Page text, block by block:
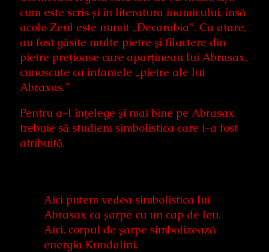
cum este scris și în literatura inamicului, însă
acolo Zeul este numit „Decarabia”. Ca atare,
au fost găsite multe pietre și filactere din
pietre prețioase care aparțineau lui Abrasax,
cunoscute ca infamele „pietre ale lui
Abraxas.”
Pentru a-l înțelege și mai bine pe Abrasax,
trebuie să studiem simbolistica care i-a fost
atribuită.
Aici putem vedea simbolistica lui
Abrasax ca șarpe cu un cap de leu.
Aici, corpul de șarpe simbolizează
energia Kundalini.